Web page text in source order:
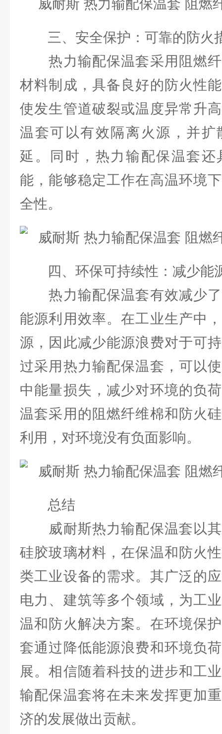
三、安全保护：可靠的防火
热力输配保温套采用阻燃纤
材料制成，具备良好的防火性
使发生管道破裂或温度异常升
温套可以有效隔离火源，并扩
延。同时，热力输配保温套
能，能够稳定工作在高温环境
全性。
四、环保可持续性：减少能
热力输配保温套有效减少了
能源利用效率。在工业生产中
源，因此减少能源浪费对于可
过采用热力输配保温套，可以
中能量损失，减少对环境的负
温套采用的阻燃纤维棉和防火
利用，对环境没有负面影响。
总结
威耐斯热力输配保温套以其
硅胶玻璃材料，在保温和防火
类工业设备的需求。其广泛的
电力、建筑等多个领域，为工
温和防火解决方案。在环境保
套通过降低能源浪费和环境负
展。相信随着科技的进步和工
输配保温套将在未来发挥更加
济的发展做出贡献。